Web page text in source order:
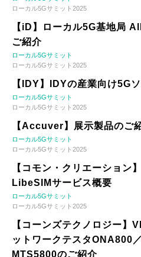
ローカル5Gサミット2025
【iD】ローカル5G基地局
ご紹介
ローカル5Gサミット
ローカル5Gサミット2025
【IDY】IDYの産業向け5G
ローカル5Gサミット
ローカル5Gサミット2025
【Accuver】展示製品のご
ローカル5Gサミット
ローカル5Gサミット2025
【コモン・クリエーション
LibeSIMサービス概要
ローカル5Gサミット
ローカル5Gサミット2025
【コーンズテクノロジー
ットワークテスタONA800
MTS5800のご紹介